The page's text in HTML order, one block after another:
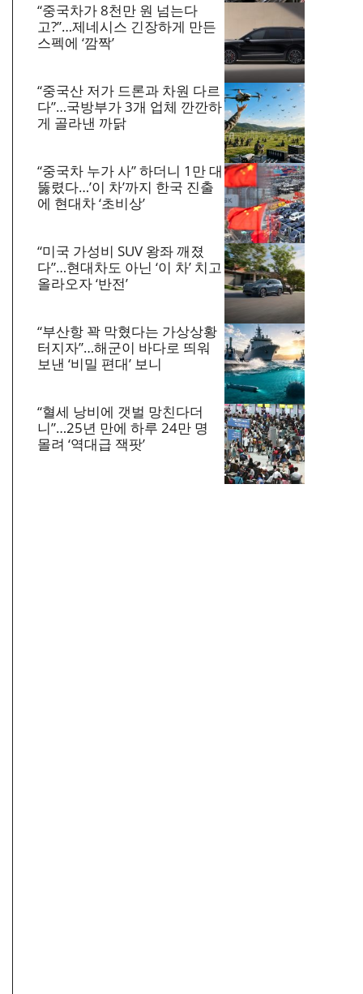
“중국차가 8천만 원 넘는다
고?”…제네시스 긴장하게 만든
스펙에 ‘깜짝’
“중국산 저가 드론과 차원 다르
다”…국방부가 3개 업체 깐깐하
게 골라낸 까닭
“중국차 누가 사” 하더니 1만 대
뚫렸다…’이 차’까지 한국 진출
에 현대차 ‘초비상’
“미국 가성비 SUV 왕좌 깨졌
다”…현대차도 아닌 ‘이 차’ 치고
올라오자 ‘반전’
“부산항 꽉 막혔다는 가상상황
터지자”…해군이 바다로 띄워
보낸 ‘비밀 편대’ 보니
“혈세 낭비에 갯벌 망친다더
니”…25년 만에 하루 24만 명
몰려 ‘역대급 잭팟’